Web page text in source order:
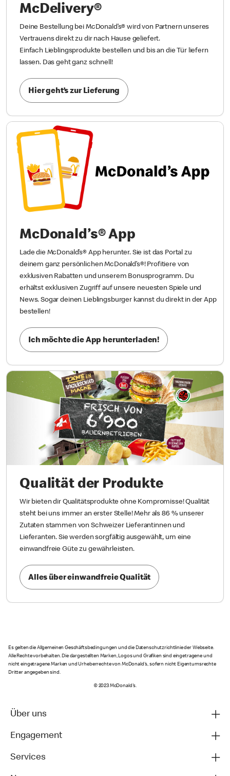
McDelivery®
Deine Bestellung bei McDonald’s® wird von Partnern unseres
Vertrauens direkt zu dir nach Hause geliefert.
Einfach Lieblingsprodukte bestellen und bis an die Tür liefern
lassen. Das geht ganz schnell!
Hier geht’s zur Lieferung
McDonald’s® App
Lade die McDonald’s® App herunter. Sie ist das Portal zu
deinem ganz persönlichen McDonald’s®! Profitiere von
exklusiven Rabatten und unserem Bonusprogramm. Du
erhältst exklusiven Zugriff auf unsere neuesten Spiele und
News. Sogar deinen Lieblingsburger kannst du direkt in der App
bestellen!
Ich möchte die App herunterladen!
Qualität der Produkte
Wir bieten dir Qualitätsprodukte ohne Kompromisse! Qualität
steht bei uns immer an erster Stelle! Mehr als 86 % unserer
Zutaten stammen von Schweizer Lieferantinnen und
Lieferanten. Sie werden sorgfältig ausgewählt, um eine
einwandfreie Güte zu gewährleisten.
Alles über einwandfreie Qualität
Es gelten die Allgemeinen Geschäftsbedingungen und die Datenschutzrichtlinie der Webseite.
Alle Rechte vorbehalten. Die dargestellten Marken, Logos und Grafiken sind eingetragene und
nicht eingetragene Marken und Urheberrechte von McDonald's, sofern nicht Eigentumsrechte
Dritter angegeben sind.
© 2023 McDonald's.
Über uns
Engagement
Services